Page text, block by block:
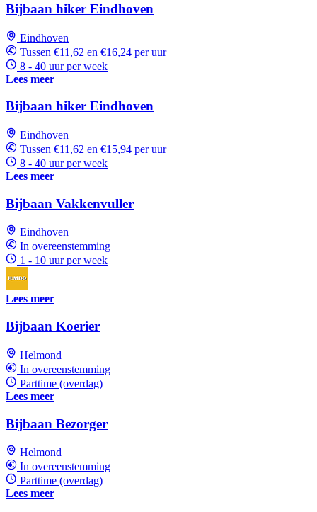
Bijbaan hiker Eindhoven
Eindhoven
Tussen €11,62 en €16,24 per uur
8 - 40 uur per week
Lees meer
Bijbaan hiker Eindhoven
Eindhoven
Tussen €11,62 en €15,94 per uur
8 - 40 uur per week
Lees meer
Bijbaan Vakkenvuller
Eindhoven
In overeenstemming
1 - 10 uur per week
Lees meer
Bijbaan Koerier
Helmond
In overeenstemming
Parttime (overdag)
Lees meer
Bijbaan Bezorger
Helmond
In overeenstemming
Parttime (overdag)
Lees meer